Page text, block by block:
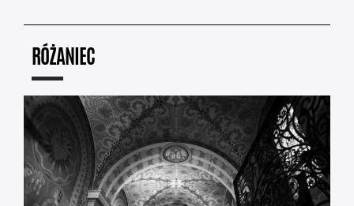
RÓŻANIEC